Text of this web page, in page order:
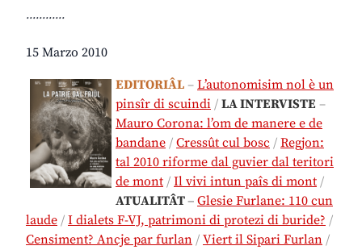
............
15 Marzo 2010
EDITORIÂL – L’autonomisim nol è un
pinsîr di scuindi / LA INTERVISTE –
Mauro Corona: l’om de manere e de
bandane / Cressût cul bosc / Regjon:
tal 2010 riforme dal guvier dal teritori
de mont / Il vivi intun paîs di mont /
ATUALITÂT– Glesie Furlane: 110 cun
laude / I dialets F-VJ, patrimoni di protezi di buride? /
Censiment? Ancje par furlan / Viert il Sipari Furlan /